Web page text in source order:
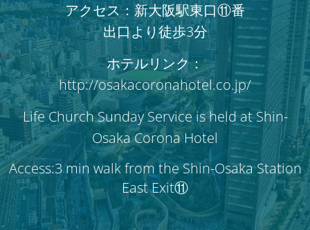
アクセス：新大阪駅東口⑪番
出口より徒歩3分
ホテルリンク：
http://osakacoronahotel.co.jp/
Life Church Sunday Service is held at Shin-
Osaka Corona Hotel
Access:3 min walk from the Shin-Osaka Station
East Exit⑪